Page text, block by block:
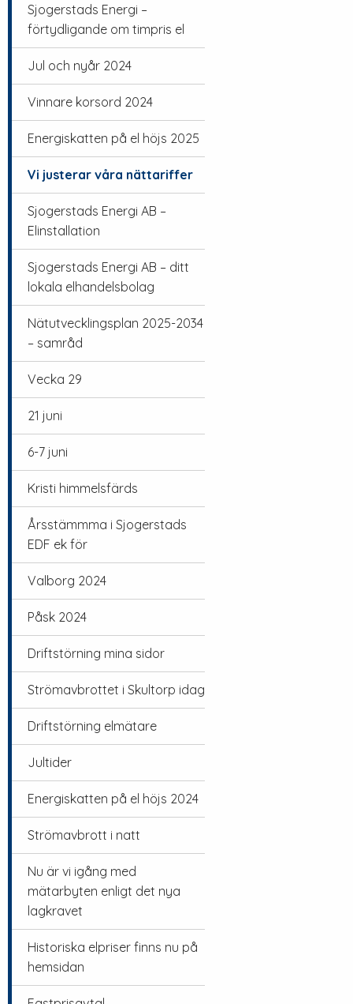
Sjogerstads Energi –
förtydligande om timpris el
Jul och nyår 2024
Vinnare korsord 2024
Energiskatten på el höjs 2025
Vi justerar våra nättariffer
Sjogerstads Energi AB –
Elinstallation
Sjogerstads Energi AB – ditt
lokala elhandelsbolag
Nätutvecklingsplan 2025-2034
– samråd
Vecka 29
21 juni
6-7 juni
Kristi himmelsfärds
Årsstämmma i Sjogerstads
EDF ek för
Valborg 2024
Påsk 2024
Driftstörning mina sidor
Strömavbrottet i Skultorp idag
Driftstörning elmätare
Jultider
Energiskatten på el höjs 2024
Strömavbrott i natt
Nu är vi igång med
mätarbyten enligt det nya
lagkravet
Historiska elpriser finns nu på
hemsidan